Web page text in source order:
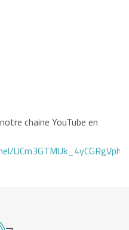
chaine YouTube en